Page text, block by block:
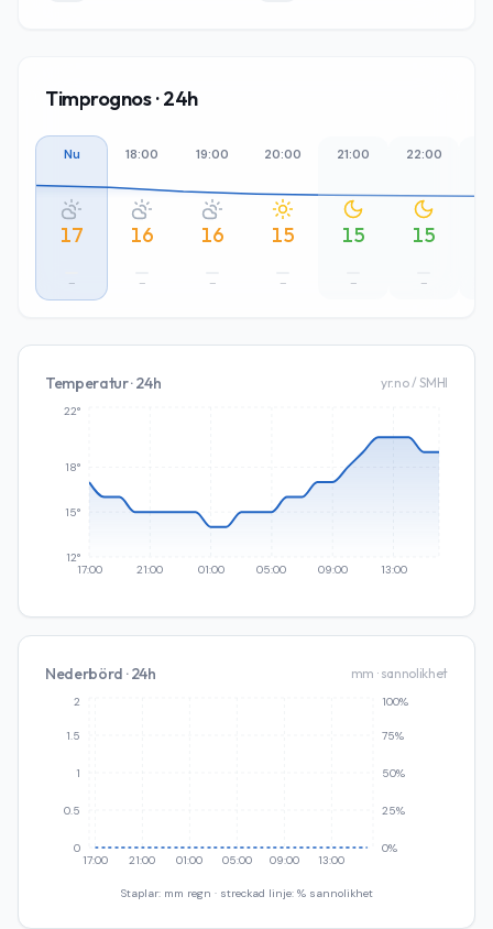
Timprognos · 24h
Nu
17
–
18:00
16
–
19:00
16
–
20:00
15
–
21:00
15
–
22:00
15
–
Temperatur · 24h yr.no / SMHI
17:00 21:00 01:00 05:00 09:00 13:00
12°
15°
18°
22°
Nederbörd · 24h mm · sannolikhet
17:00 21:00 01:00 05:00 09:00 13:00
0
0.5
1
1.5
2
0%
25%
50%
75%
100%
Staplar: mm regn · streckad linje: % sannolikhet